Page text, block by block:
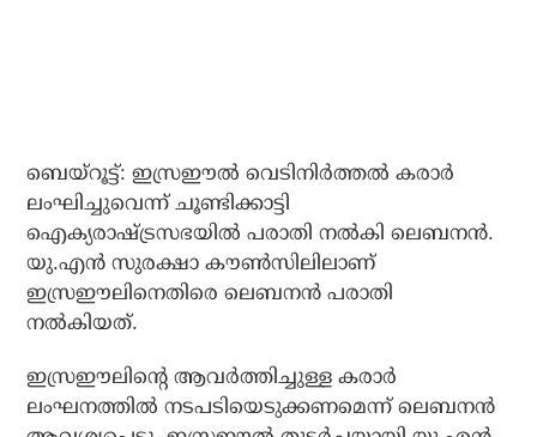
ബെയ്റൂട്ട്: ഇസ്രഈല്‍ വെടിനിര്‍ത്തല്‍ കരാര്‍
ലംഘിച്ചുവെന്ന് ചൂണ്ടിക്കാട്ടി
ഐക്യരാഷ്ട്രസഭയില്‍ പരാതി നല്‍കി ലെബനന്‍.
യു.എന്‍ സുരക്ഷാ കൗണ്‍സിലിലാണ്
ഇസ്രഈലിനെതിരെ ലെബനന്‍ പരാതി
നല്‍കിയത്.
ഇസ്രഈലിന്റെ ആവര്‍ത്തിച്ചുള്ള കരാര്‍
ലംഘനത്തില്‍ നടപടിയെടുക്കണമെന്ന് ലെബനന്‍